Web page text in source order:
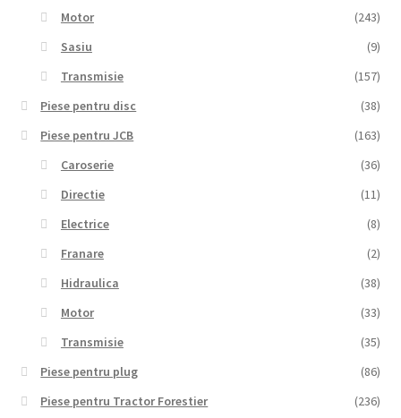
Motor
(243)
Sasiu
(9)
Transmisie
(157)
Piese pentru disc
(38)
Piese pentru JCB
(163)
Caroserie
(36)
Directie
(11)
Electrice
(8)
Franare
(2)
Hidraulica
(38)
Motor
(33)
Transmisie
(35)
Piese pentru plug
(86)
Piese pentru Tractor Forestier
(236)